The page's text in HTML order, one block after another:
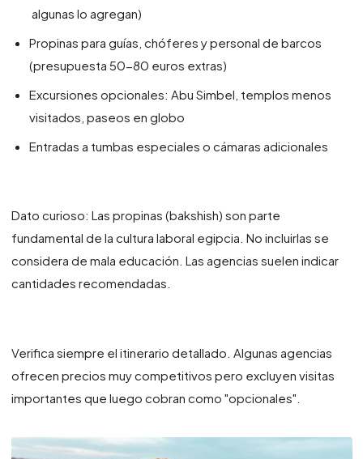
algunas lo agregan)
Propinas para guías, chóferes y personal de barcos
(presupuesta 50-80 euros extras)
Excursiones opcionales: Abu Simbel, templos menos
visitados, paseos en globo
Entradas a tumbas especiales o cámaras adicionales
Dato curioso: Las propinas (bakshish) son parte
fundamental de la cultura laboral egipcia. No incluirlas se
considera de mala educación. Las agencias suelen indicar
cantidades recomendadas.
Verifica siempre el itinerario detallado. Algunas agencias
ofrecen precios muy competitivos pero excluyen visitas
importantes que luego cobran como "opcionales".